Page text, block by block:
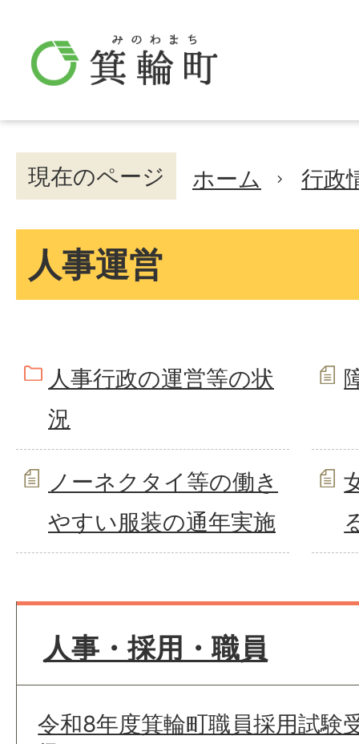
現在のページ ホーム 行政
人事運営
人事行政の運営等の状
況
ノーネクタイ等の働き
やすい服装の通年実施
人事・採用・職員
令和8年度箕輪町職員採用試験